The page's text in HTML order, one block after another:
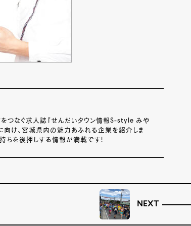
つなぐ求人誌『せんだいタウン情報S-style みや
向け、宮城県内の魅力あふれる企業を紹介しま
持ちを後押しする情報が満載です!
NEXT